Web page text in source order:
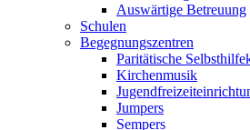
Auswärtige Betreuung
Schulen
Begegnungszentren
Paritätische
Kirchenmusik
Jumpers
Sempers